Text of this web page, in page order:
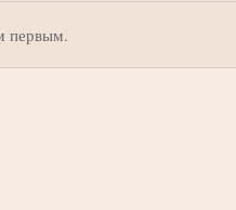
первым.